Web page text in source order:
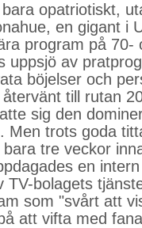
opatriotiskt,
en gigant i
program på 70-
uppsjö av
böjelser och
till rutan
sig den
Men trots goda
tre veckor
en
TV-bolagets
som "svårt att
att vifta med